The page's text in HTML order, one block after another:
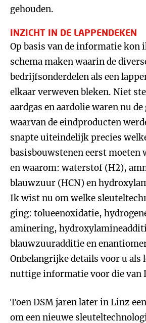
gehouden.
INZICHT IN DE LAPPENDEKEN
Op basis van de informatie kon
schema maken waarin de
bedrijfsonderdelen als een
elkaar verweven bleken. Niet
aardgas en aardolie waren nu
waarvan de eindproducten
snapte uiteindelijk precies
basisbouwstenen eerst moeten
en waarom: waterstof (H2),
blauwzuur (HCN) en
Ik wist nu om welke
ging: tolueenoxidatie,
aminering,
blauwzuuradditie en
Onbelangrijke details voor u als
nuttige informatie voor die van
Toen DSM jaren later in Linz
om een nieuwe